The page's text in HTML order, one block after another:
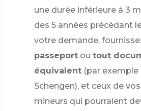
une durée inférieure à 3
des 5 années précédant
votre demande,
passeport ou tout
équivalent (par exemple
Schengen), et ceux de
mineurs qui pourraient